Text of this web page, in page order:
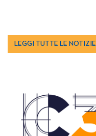
LEGGI TUTTE LE NOTIZIE